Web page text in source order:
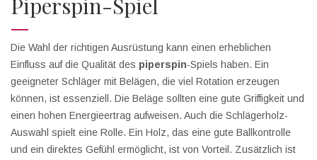
Piperspin-Spiel
Die Wahl der richtigen Ausrüstung kann einen erheblichen
Einfluss auf die Qualität des piperspin-Spiels haben. Ein
geeigneter Schläger mit Belägen, die viel Rotation erzeugen
können, ist essenziell. Die Beläge sollten eine gute Griffigkeit und
einen hohen Energieertrag aufweisen. Auch die Schlägerholz-
Auswahl spielt eine Rolle. Ein Holz, das eine gute Ballkontrolle
und ein direktes Gefühl ermöglicht, ist von Vorteil. Zusätzlich ist